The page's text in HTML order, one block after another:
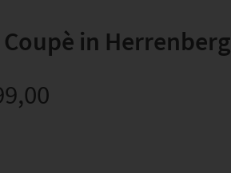
Coupè in Herrenberg